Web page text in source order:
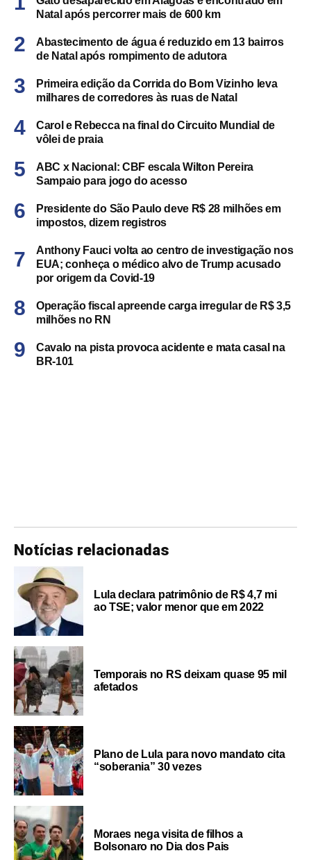
Natal após percorrer mais de 600 km
Abastecimento de água é reduzido em 13 bairros
de Natal após rompimento de adutora
Primeira edição da Corrida do Bom Vizinho leva
milhares de corredores às ruas de Natal
Carol e Rebecca na final do Circuito Mundial de
vôlei de praia
ABC x Nacional: CBF escala Wilton Pereira
Sampaio para jogo do acesso
Presidente do São Paulo deve R$ 28 milhões em
impostos, dizem registros
Anthony Fauci volta ao centro de investigação nos
EUA; conheça o médico alvo de Trump acusado
por origem da Covid-19
Operação fiscal apreende carga irregular de R$ 3,5
milhões no RN
Cavalo na pista provoca acidente e mata casal na
BR-101
Notícias relacionadas
Lula declara patrimônio de R$ 4,7 mi
ao TSE; valor menor que em 2022
Temporais no RS deixam quase 95 mil
afetados
Plano de Lula para novo mandato cita
“soberania” 30 vezes
Moraes nega visita de filhos a
Bolsonaro no Dia dos Pais